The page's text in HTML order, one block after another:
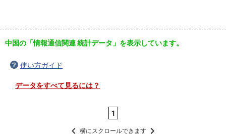
中国の「情報通信関連 統計データ」を表示しています。
使い方ガイド
データをすべて見るには？
1
横にスクロールできます